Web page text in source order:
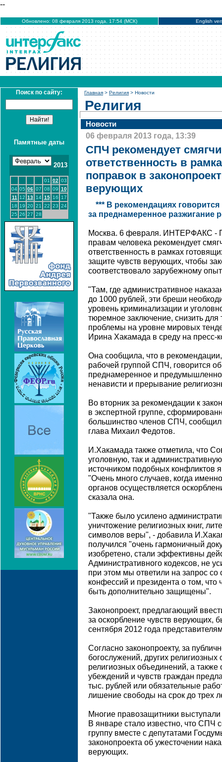
--
Обновлено: 08 февраля 2013 года, 17:54 (МСК) English
Поиск по сайту:
Памятные даты
2013
01 02 03
04 05 06 07 08 09 10
11
12 13 14 15 16
17
18 19 20 21 22 23 24
25 26 27 28
Главная > Религия > Новости
Религия
Новости
06 февраля 2013 года, 13:39
СПЧ рекомендует
ответственность в
поправок в
верующих
*** В рекомендациях
за преднамеренное разжигание
Москва. 6 февраля. ИНТЕРФАКС -
правам человека рекомендует
ответственность в рамках
защите чувств верующих, чтобы
соответствовало зарубежному
"Там, где административное
до 1000 рублей, эти бреши
уровень криминализации и
тюремное заключение, снизить
проблемы на уровне мировых
Ирина Хакамада в среду на
Она сообщила, что в
рабочей группой СПЧ, говорится
преднамеренное и
ненависти и прерывание
Во вторник за рекомендации к
в экспертной группе,
большинство членов СПЧ,
глава Михаил Федотов.
И.Хакамада также отметила, что
уголовную, так и административную
источником подобных конфликтов
"Очень много случаев, когда
органов осуществляется
сказала она.
"Также было усилено
уничтожение религиозных книг,
символов веры", - добавила
получился "очень гармоничный
изобретено, стали эффективны
Административного кодексов, не
при этом мы ответили на запрос со
конфессий и президента о том,
быть дополнительно защищены".
Законопроект, предлагающий
за оскорбление чувств верующих,
сентября 2012 года
Согласно законопроекту, за
богослужений, других
религиозных объединений, а также
убеждений и чувств граждан
тыс. рублей или обязательные
лишение свободы на срок до трех
Многие правозащитники выступали
В январе стало известно, что СПЧ
группу вместе с депутатами
законопроекта об ужесточении
верующих.